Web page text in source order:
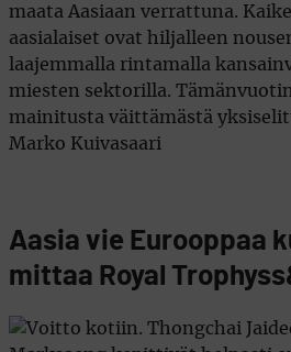
maata Aasiaan verrattuna.
aasialaiset ovat hiljalleen
laajemmalla rintamalla
miesten sektorilla.
mainitusta väittämästä
Marko Kuivasaari
Aasia vie Eurooppaa
mittaa Royal